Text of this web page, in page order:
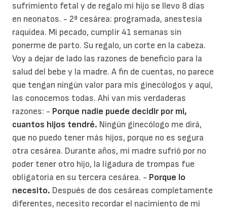
sufrimiento fetal y de regalo mi hijo se llevo 8 días
en neonatos. - 2ª cesárea: programada, anestesia
raquídea. Mi pecado, cumplir 41 semanas sin
ponerme de parto. Su regalo, un corte en la cabeza.
Voy a dejar de lado las razones de beneficio para la
salud del bebe y la madre. A fin de cuentas, no parece
que tengan ningún valor para mis ginecólogos y aquí,
las conocemos todas. Ahí van mis verdaderas
razones: - Porque nadie puede decidir por mi,
cuantos hijos tendré. Ningún ginecólogo me dirá,
que no puedo tener más hijos, porque no es segura
otra cesárea. Durante años, mi madre sufrió por no
poder tener otro hijo, la ligadura de trompas fue
obligatoria en su tercera cesárea. - Porque lo
necesito. Después de dos cesáreas completamente
diferentes, necesito recordar el nacimiento de mi